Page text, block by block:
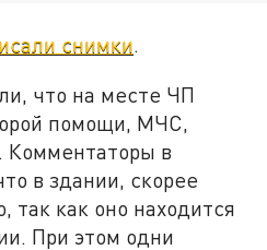
снимки.
что на месте ЧП
помощи, МЧС,
Комментаторы в
в здании, скорее
так как оно находится
При этом одни